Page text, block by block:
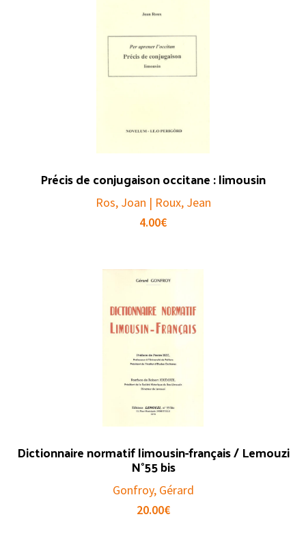
Précis de conjugaison occitane : limousin
Ros, Joan | Roux, Jean
4.00€
Dictionnaire normatif limousin-français / Lemouzi
N°55 bis
Gonfroy, Gérard
20.00€